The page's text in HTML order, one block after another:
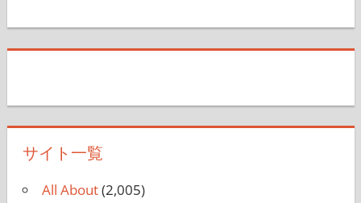
サイト一覧
All About(2,005)